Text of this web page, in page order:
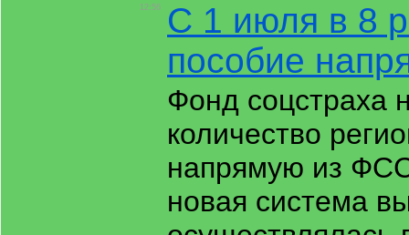
12:56
С 1 июля в 8
пособие
Фонд соцстраха
количество
напрямую из
новая система